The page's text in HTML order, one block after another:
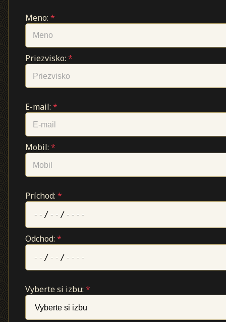
Meno:*
Priezvisko:*
E-mail:*
Mobil:*
Príchod:*
Odchod:*
Vyberte si izbu:*